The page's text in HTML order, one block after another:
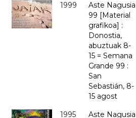
1999
Aste Nagusia
99 [Material
grafikoa] :
Donostia,
abuztuak 8-
15 = Semana
Grande 99 :
San
Sebastián, 8-
15 agost
1995 Aste Nagusia